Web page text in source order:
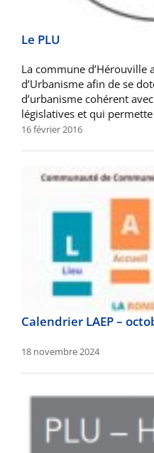
Le PLU
La commune d’Hérouville
d’Urbanisme afin de se
d’urbanisme cohérent
législatives et qui
16 février 2016
Calendrier LAEP –
18 novembre 2024